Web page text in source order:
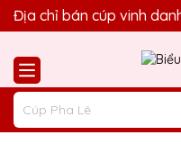
Quà Tặng Biểu Trưng
Địa chỉ bán cúp vinh